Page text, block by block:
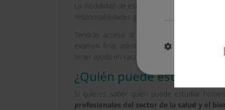
La modalidad de estudio es
,
responsabilidades gracias a su metodología
Tendrás acceso al
, donde
examen final, además de ejercicios
tener ayuda en caso de necesitarlo y un
¿Quién puede estudiar
Si quieres saber quién puede estudiar
profesionales del sector de la salud y el
MOSTRAR